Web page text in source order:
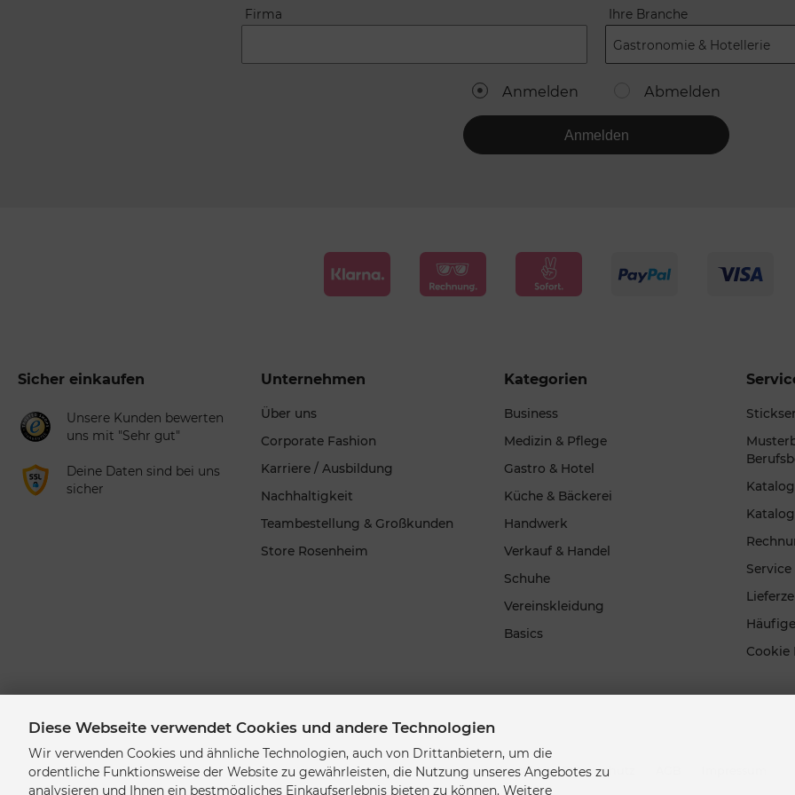
Firma Ihre Branche
Gastronomie & Hotellerie
Anmelden Abmelden
Anmelden
Sicher einkaufen
Unsere Kunden bewerten
uns mit "Sehr gut"
Deine Daten sind bei uns
sicher
Unternehmen
Über uns
Corporate Fashion
Karriere / Ausbildung
Nachhaltigkeit
Teambestellung & Großkunden
Store Rosenheim
Kategorien
Business
Medizin & Pflege
Gastro & Hotel
Küche & Bäckerei
Handwerk
Verkauf & Handel
Schuhe
Vereinskleidung
Basics
Katalog
Cookie
Sitemap Kontakt Datenschutz
Diese Webseite verwendet Cookies und andere Technologien
Wir verwenden Cookies und ähnliche Technologien, auch von Drittanbietern, um die
ordentliche Funktionsweise der Website zu gewährleisten, die Nutzung unseres Angebotes zu
analysieren und Ihnen ein bestmögliches Einkaufserlebnis bieten zu können. Weitere